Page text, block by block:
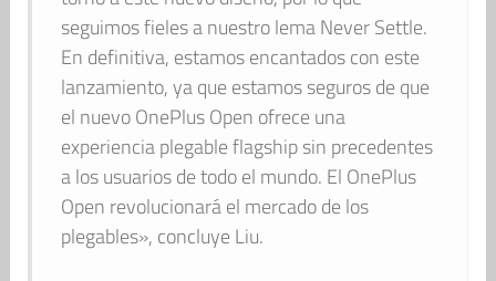
seguimos fieles a nuestro lema Never Settle.
En definitiva, estamos encantados con este
lanzamiento, ya que estamos seguros de que
el nuevo OnePlus Open ofrece una
experiencia plegable flagship sin precedentes
a los usuarios de todo el mundo. El OnePlus
Open revolucionará el mercado de los
plegables», concluye Liu.